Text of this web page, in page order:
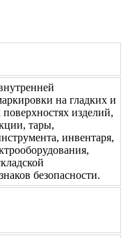
на гладких и
изделий,
тары,
инвентаря,
безопасности.